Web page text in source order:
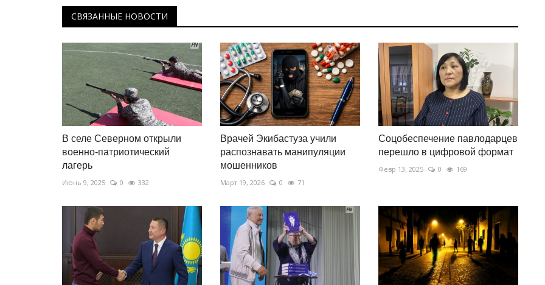
СВЯЗАННЫЕ НОВОСТИ
В селе Северном открыли
военно-патриотический
лагерь
Июнь 9, 2025 0 332
Врачей Экибастуза учили
распознавать манипуляции
мошенников
Март 19, 2026 0 71
Соцобеспечение павлодарцев
перешло в цифровой формат
Февр 13, 2025 0 169